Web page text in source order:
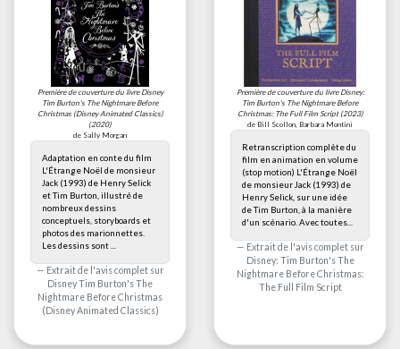
Première de couverture du livreDisney
Tim Burton's The Nightmare Before
Christmas (Disney Animated Classics)
(2020)
de Sally Morgan
Adaptation en conte du film
L'Étrange Noël de monsieur
Jack (1993) de Henry Selick
et Tim Burton, illustré de
nombreux dessins
conceptuels, storyboards et
photos des marionnettes.
Les dessins sont ...
Extrait de l'avis complet sur
Disney Tim Burton's The
Nightmare Before Christmas
(Disney Animated Classics)
Première de couverture du livreDisney:
Tim Burton's The Nightmare Before
Christmas: The Full Film Script(2023)
de Bill Scollon, Barbara Montini
Retranscription complète du
film en animation en volume
(stop motion) L'Étrange Noël
de monsieur Jack (1993) de
Henry Selick, sur une idée
de Tim Burton, à la manière
d'un scénario. Avec toutes...
Extrait de l'avis complet sur
Disney: Tim Burton's The
Nightmare Before Christmas:
The Full Film Script